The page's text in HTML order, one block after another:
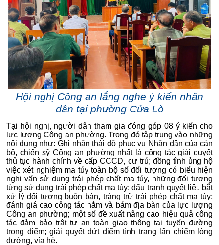
Hội nghị Công an lắng nghe ý kiến nhân
dân tại phường Cửa Lò
Tại hội nghị, người dân tham gia đóng góp 08 ý kiến cho
lực lượng Công an phường. Trong đó tập trung vào những
nội dung như: Ghi nhận thái độ phục vụ Nhân dân của cán
bộ, chiến sỹ Công an phường nhất là công tác giải quyết
thủ tục hành chính về cấp CCCD, cư trú; đồng tình ủng hộ
việc xét nghiệm ma túy toàn bộ số đối tượng có biểu hiện
nghi vấn sử dụng trái phép chất ma túy, những đối tượng
từng sử dụng trái phép chất ma túy; đấu tranh quyết liệt, bắt
xử lý đối tượng buôn bán, tràng trữ trái phép chất ma túy;
đánh giá cao công tác nắm và bám địa bàn của lực lượng
Công an phường; một số đề xuất nâng cao hiệu quả công
tác đảm bảo trật tự an toàn giao thông tại tuyến đường
trọng điểm; giải quyết dứt điểm tình trạng lấn chiếm lòng
đường, vỉa hè.